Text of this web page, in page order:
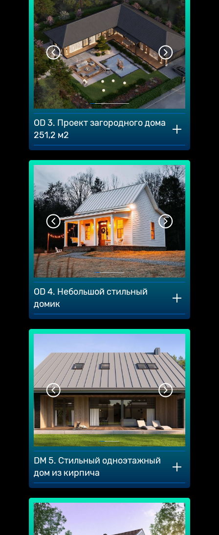
OD 3. Проект загородного дома
251,2 м2
OD 4. Небольшой стильный
домик
DM 5. Стильный одноэтажный
дом из кирпича